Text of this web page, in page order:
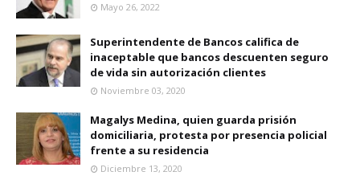
Mayo 26, 2022
Superintendente de Bancos califica de
inaceptable que bancos descuenten seguro
de vida sin autorización clientes
Noviembre 03, 2020
Magalys Medina, quien guarda prisión
domiciliaria, protesta por presencia policial
frente a su residencia
Diciembre 13, 2020